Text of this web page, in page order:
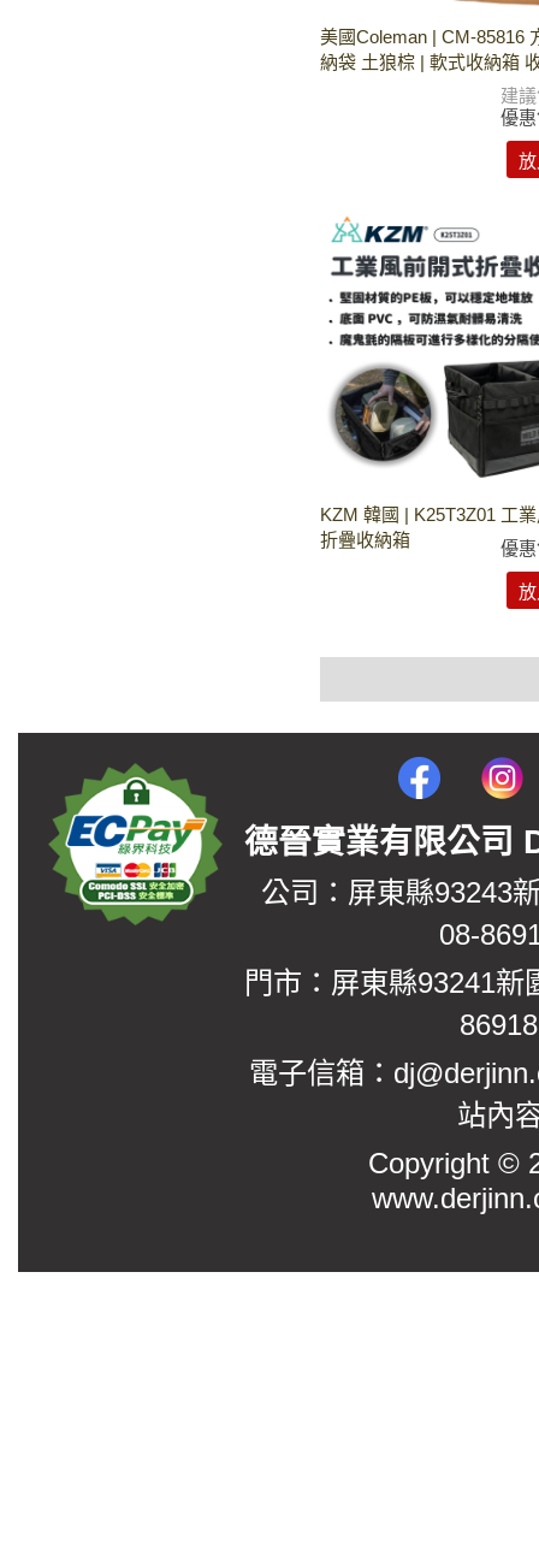
美國Coleman | CM-85816
納袋 土狼棕 | 軟式收納箱
建
優
KZM 韓國 | K25T3Z01 工
折疊收納箱
優
德晉實業有限公
公司：屏東縣93243
08-
門市：屏東縣93241
電子信箱：
站內
Copyright ©